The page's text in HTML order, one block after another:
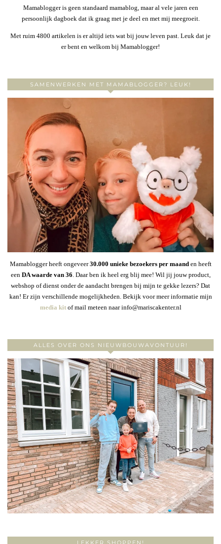
Mamablogger is geen standaard mamablog, maar al vele jaren een
persoonlijk dagboek dat ik graag met je deel en met mij meegroeit.
Met ruim 4800 artikelen is er altijd iets wat bij jouw leven past. Leuk dat je
er bent en welkom bij Mamablogger!
SAMENWERKEN MET MAMABLOGGER? LEUK!
Mamablogger heeft ongeveer30.000 unieke bezoekers per maanden heeft
een DA waarde van 36. Daar ben ik heel erg blij mee! Wil jij jouw product,
webshop of dienst onder de aandacht brengen bij mijn te gekke lezers? Dat
kan! Er zijn verschillende mogelijkheden. Bekijk voor meer informatie mijn
media kitof mail meteen naar info@mariscakenter.nl
ALLES OVER ONS NIEUWBOUWAVONTUUR!
LEKKER SHOPPEN!